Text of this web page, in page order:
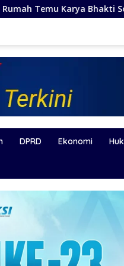
Sosial PSM Ke-23
DPRD Ekonomi